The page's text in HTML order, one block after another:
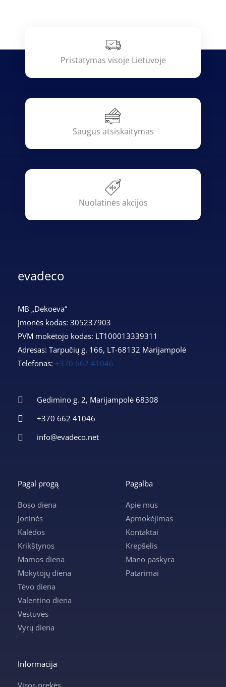
Pristatymas visoje Lietuvoje
Saugus atsiskaitymas
Nuolatinės akcijos
evadeco
MB „Dekoeva“
Įmonės kodas: 305237903
PVM mokėtojo kodas: LT100013339311
Adresas: Tarpučių g. 166, LT-68132 Marijampolė
Telefonas: +370 662 41046
Gedimino g. 2, Marijampolė 68308
+370 662 41046
info@evadeco.net
Pagal progą
Boso diena
Joninės
Kalėdos
Krikštynos
Mamos diena
Mokytojų diena
Tėvo diena
Valentino diena
Vestuvės
Vyrų diena
Pagalba
Apie mus
Apmokėjimas
Kontaktai
Krepšelis
Mano paskyra
Patarimai
Informacija